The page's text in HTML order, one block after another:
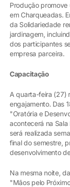
Produção promove
em Charqueadas.
da Solidariedade
jardinagem,
dos participantes
empresa parceira.
Capacitação
A quarta-feira (27)
engajamento. Das
"Oratória e
acontecerá na Sala
será realizada
final do semestre,
desenvolvimento
Na mesma noite,
"Mãos pelo